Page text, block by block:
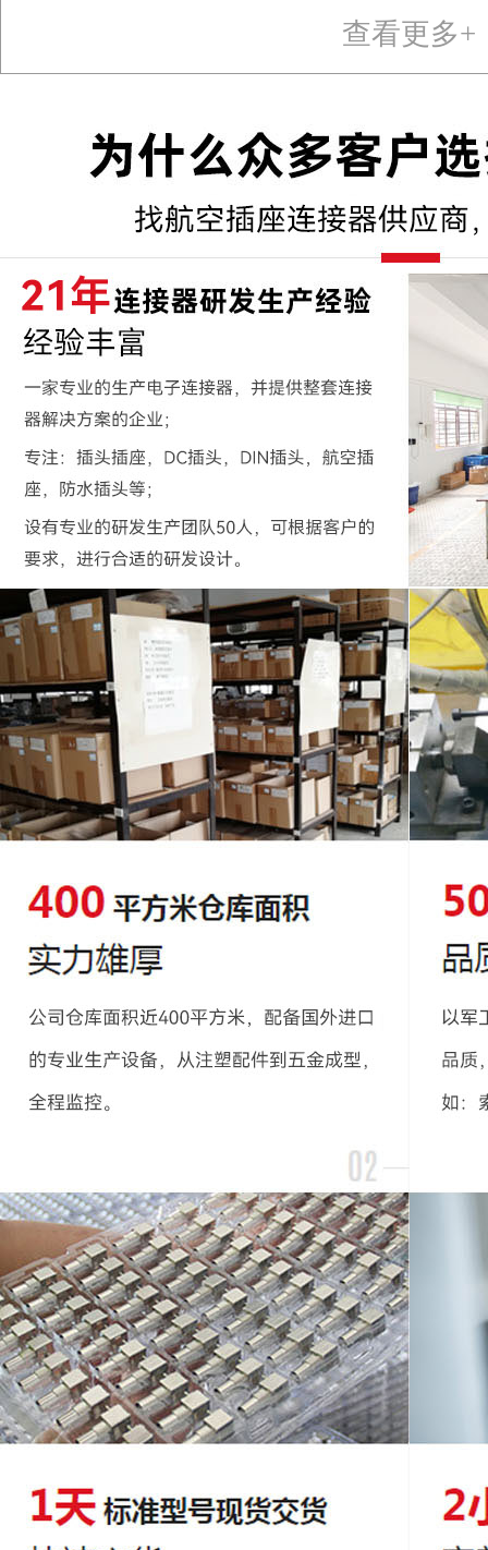
查看更多+